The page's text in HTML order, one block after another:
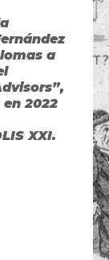
a
2022
XXI.